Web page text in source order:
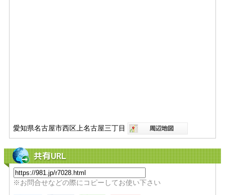
愛知県名古屋市西区上名古屋三丁目
共有URL
※お問合せなどの際にコピーしてお使い下さい